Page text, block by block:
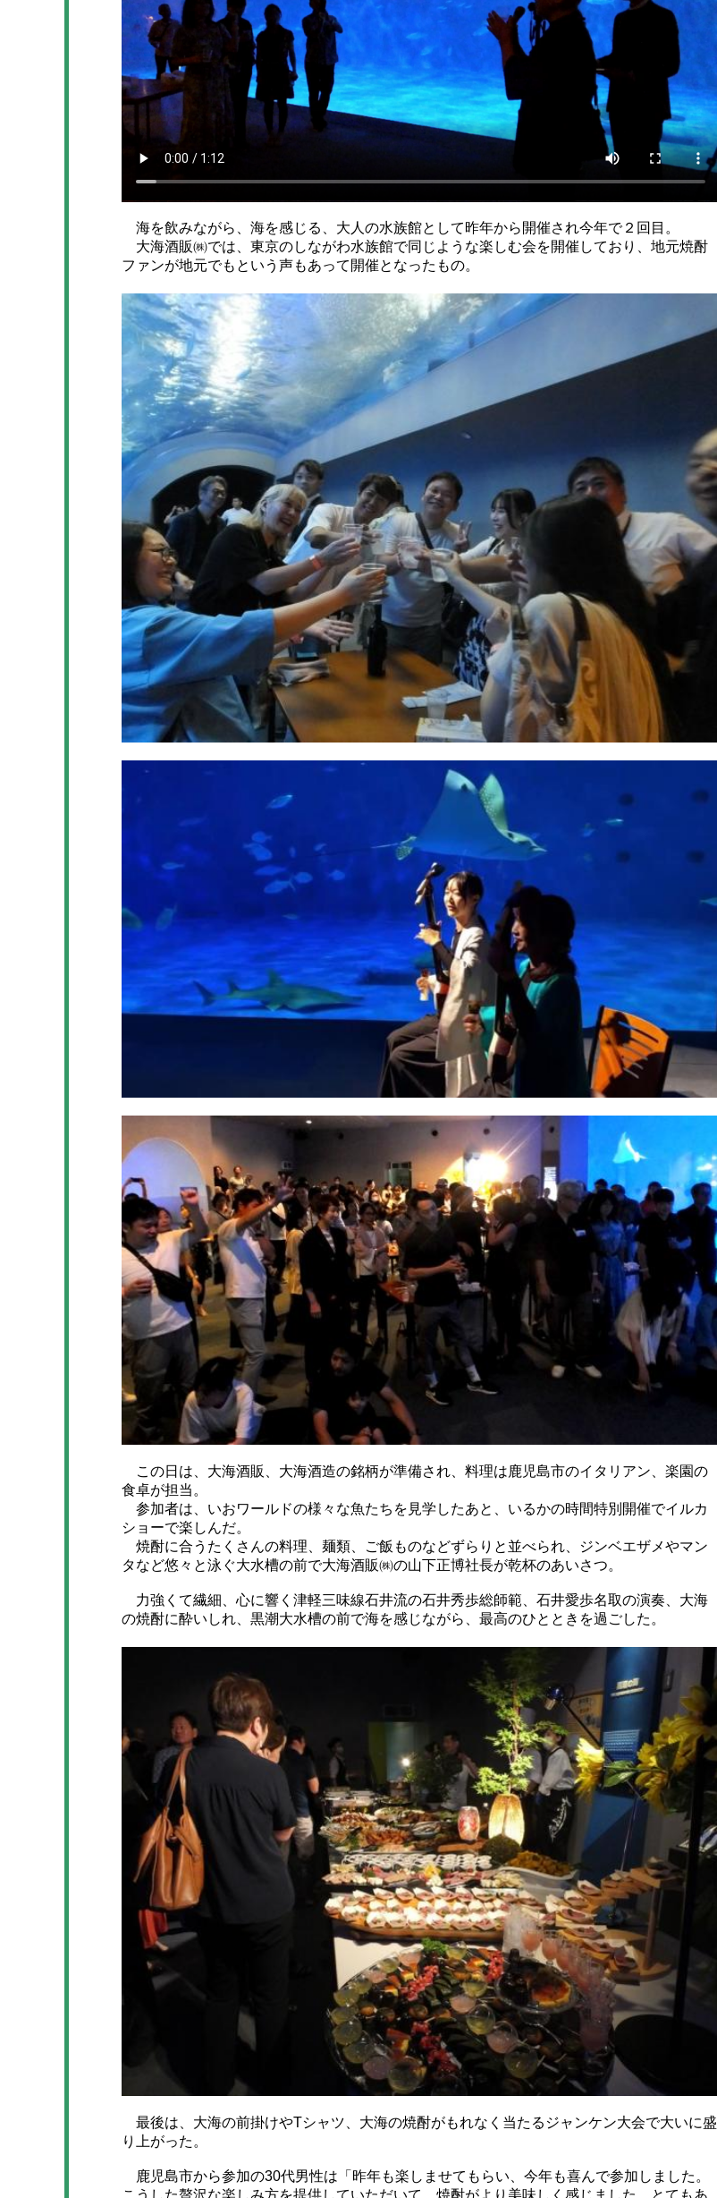
海を飲みながら、海を感じる、大人の水族館として昨年から開催され今年で２回目。
大海酒販㈱では、東京のしながわ水族館で同じような楽しむ会を開催しており、地元焼酎
ファンが地元でもという声もあって開催となったもの。
この日は、大海酒販、大海酒造の銘柄が準備され、料理は鹿児島市のイタリアン、楽園の
食卓が担当。
参加者は、いおワールドの様々な魚たちを見学したあと、いるかの時間特別開催でイルカ
ショーで楽しんだ。
焼酎に合うたくさんの料理、麺類、ご飯ものなどずらりと並べられ、ジンベエザメやマン
タなど悠々と泳ぐ大水槽の前で大海酒販㈱の山下正博社長が乾杯のあいさつ。
力強くて繊細、心に響く津軽三味線石井流の石井秀歩総師範、石井愛歩名取の演奏、大海
の焼酎に酔いしれ、黒潮大水槽の前で海を感じながら、最高のひとときを過ごした。
最後は、大海の前掛けやTシャツ、大海の焼酎がもれなく当たるジャンケン大会で大いに盛
り上がった。
鹿児島市から参加の30代男性は「昨年も楽しませてもらい、今年も喜んで参加しました。
こうした贅沢な楽しみ方を提供していただいて、焼酎がより美味しく感じました。とてもあ